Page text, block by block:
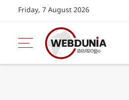
Friday, 7 August 2026